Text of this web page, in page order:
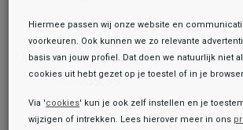
Skechers
My Dreamers - Lil Mermaid
39,99
Hiermee passen wij onze website en
voorkeuren. Ook kunnen we zo relevante
basis van jouw profiel. Dat doen we natuurlijk niet
cookies uit hebt gezet op je toestel of in je
Via 'cookies' kun je ook zelf instellen en je
wijzigen of intrekken. Lees hierover meer in ons